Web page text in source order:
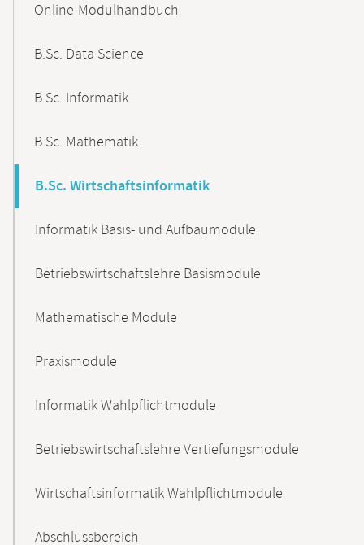
NavigationOnline-Modulhandbuch
B.Sc. Data Science
B.Sc. Informatik
B.Sc. Mathematik
B.Sc. Wirtschaftsinformatik
Informatik Basis- und Aufbaumodule
Betriebswirtschaftslehre Basismodule
Mathematische Module
Praxismodule
Informatik Wahlpflichtmodule
Betriebswirtschaftslehre Vertiefungsmodule
Wirtschaftsinformatik Wahlpflichtmodule
Abschlussbereich